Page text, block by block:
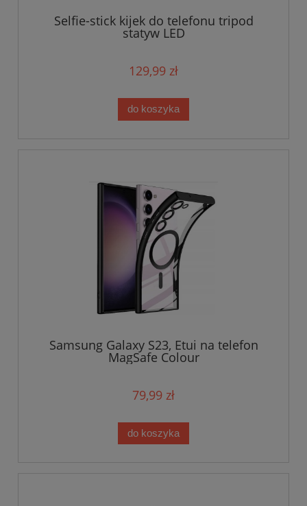
Selfie-stick kijek do telefonu tripod
statyw LED
129,99 zł
do koszyka
Samsung Galaxy S23, Etui na telefon
MagSafe Colour
79,99 zł
do koszyka